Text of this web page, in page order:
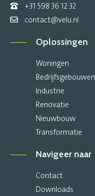
+31 598 36 12 32
contact@velu.nl
Oplossingen
Woningen
Bedrijfsgebouwen
Industrie
Renovatie
Nieuwbouw
Transformatie
Navigeer naar
Contact
Downloads